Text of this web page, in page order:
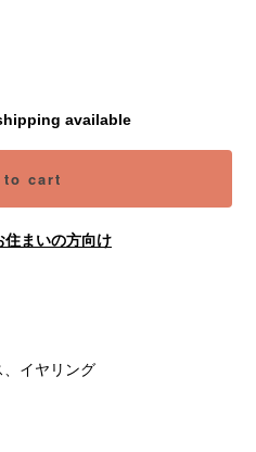
available
to cart
住まいの方向け
イヤリング